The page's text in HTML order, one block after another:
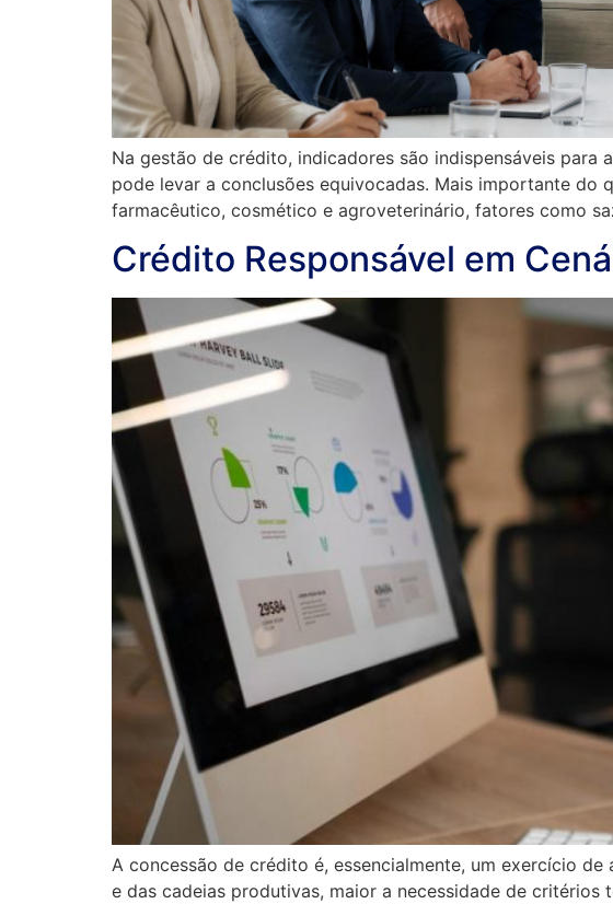
Na gestão de crédito, indicadores são indispensáveis para
pode levar a conclusões equivocadas. Mais importante do
farmacêutico, cosmético e agroveterinário, fatores como
Crédito Responsável em
A concessão de crédito é, essencialmente, um exercício
e das cadeias produtivas, maior a necessidade de